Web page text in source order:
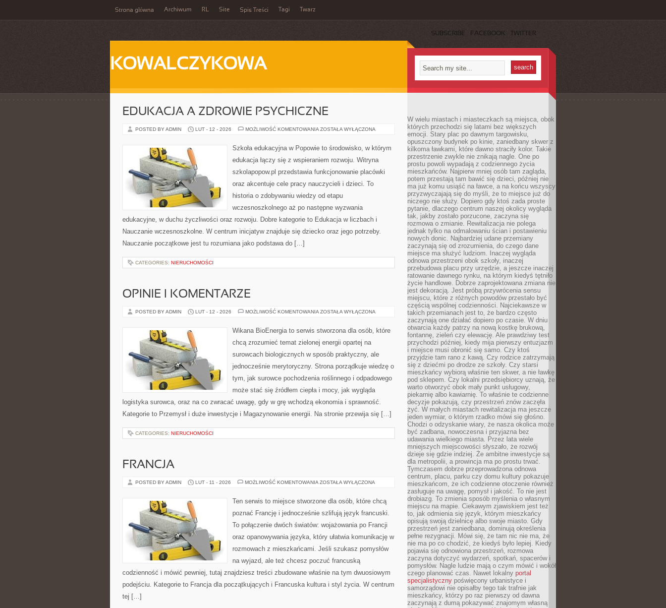
Strona główna Archiwum RL Site Spis Treści Tagi Twarz
SUBSCRIBE FACEBOOK TWITTER
KOWALCZYKOWA
EDUKACJA A ZDROWIE PSYCHICZNE
POSTED BY ADMIN LUT - 12 - 2026 MOŻLIWOŚĆ KOMENTOWANIA EDUKACJA
PSYCHICZNE
ZOSTAŁA WYŁĄCZONA
Szkoła edukacyjna w Popowie to środowisko, w którym
edukacja łączy się z wspieraniem rozwoju. Witryna
szkolapopow.pl przedstawia funkcjonowanie placówki
oraz akcentuje cele pracy nauczycieli i dzieci. To
historia o zdobywaniu wiedzy od etapu
wczesnoszkolnego aż po następne wyzwania
edukacyjne, w duchu życzliwości oraz rozwoju. Dobre kategorie to Edukacja w liczbach i
Nauczanie wczesnoszkolne. W centrum inicjatyw znajduje się dziecko oraz jego potrzeby.
Nauczanie początkowe jest tu rozumiana jako podstawa do […]
CATEGORIES: NIERUCHOMOŚCI
OPINIE I KOMENTARZE
POSTED BY ADMIN LUT - 12 - 2026 MOŻLIWOŚĆ KOMENTOWANIA OPINIE
ZOSTAŁA WYŁĄCZONA
Wikana BioEnergia to serwis stworzona dla osób, które
chcą zrozumieć temat zielonej energii opartej na
surowcach biologicznych w sposób praktyczny, ale
jednocześnie merytoryczny. Strona porządkuje wiedzę o
tym, jak surowce pochodzenia roślinnego i odpadowego
może stać się źródłem ciepła i mocy, jak wygląda
logistyka surowca, oraz na co zwracać uwagę, gdy w grę wchodzą ekonomia i sprawność.
Kategorie to Przemysł i duże inwestycje i Magazynowanie energii. Na stronie przewija się […]
CATEGORIES: NIERUCHOMOŚCI
FRANCJA
POSTED BY ADMIN LUT - 11 - 2026 MOŻLIWOŚĆ KOMENTOWANIA FRANCJA
ZOSTAŁA WYŁĄCZONA
Ten serwis to miejsce stworzone dla osób, które chcą
poznać Francję i jednocześnie szlifują język francuski.
To połączenie dwóch światów: wojażowania po Francji
oraz opanowywania języka, który ułatwia komunikację w
rozmowach z mieszkańcami. Jeśli szukasz pomysłów
na wyjazd, ale też chcesz poczuć francuską
codzienność i mówić pewniej, tutaj znajdziesz treści zbudowane właśnie na tym dwuosiowym
podejściu. Kategorie to Francja dla początkujących i Francuska kultura i styl życia. W centrum
tej […]
W wielu miastach i miasteczkach są miejsca, obok
których przechodzi się latami bez większych
emocji. Stary plac po dawnym targowisku,
opuszczony budynek po kinie, zaniedbany skwer z
kilkoma ławkami, które dawno straciły kolor. Takie
przestrzenie zwykle nie znikają nagle. One po
prostu powoli wypadają z codziennego życia
mieszkańców. Najpierw mniej osób tam zagląda,
potem przestają tam bawić się dzieci, później nie
ma już komu usiąść na ławce, a na końcu wszyscy
przyzwyczajają się do myśli, że to miejsce już do
niczego nie służy. Dopiero gdy ktoś zada proste
pytanie, dlaczego centrum naszej okolicy wygląda
tak, jakby zostało porzucone, zaczyna się
rozmowa o zmianie. Rewitalizacja nie polega
jednak tylko na odmalowaniu ścian i postawieniu
nowych donic. Najbardziej udane przemiany
zaczynają się od zrozumienia, do czego dane
miejsce ma służyć ludziom. Inaczej wygląda
odnowa przestrzeni obok szkoły, inaczej
przebudowa placu przy urzędzie, a jeszcze inaczej
ratowanie dawnego rynku, na którym kiedyś tętniło
życie handlowe. Dobrze zaprojektowana zmiana nie
jest dekoracją. Jest próbą przywrócenia sensu
miejscu, które z różnych powodów przestało być
częścią wspólnej codzienności. Najciekawsze w
takich przemianach jest to, że bardzo często
zaczynają one działać dopiero po czasie. W dniu
otwarcia każdy patrzy na nową kostkę brukową,
fontannę, zieleń czy elewację. Ale prawdziwy test
przychodzi później, kiedy mija pierwszy entuzjazm
i miejsce musi obronić się samo. Czy ktoś
przyjdzie tam rano z kawą. Czy rodzice zatrzymają
się z dziećmi po drodze ze szkoły. Czy starsi
mieszkańcy wybiorą właśnie ten skwer, a nie ławkę
pod sklepem. Czy lokalni przedsiębiorcy uznają, że
warto otworzyć obok mały punkt usługowy,
piekarnię albo kawiarnię. To właśnie te codzienne
decyzje pokazują, czy przestrzeń znów zaczęła
żyć. W małych miastach rewitalizacja ma jeszcze
jeden wymiar, o którym rzadko mówi się głośno.
Chodzi o odzyskanie wiary, że nasza okolica może
być zadbana, nowoczesna i przyjazna bez
udawania wielkiego miasta. Przez lata wiele
mniejszych miejscowości słyszało, że rozwój
dzieje się gdzie indziej. Że ambitne inwestycje są
dla metropolii, a prowincja ma po prostu trwać.
Tymczasem dobrze przeprowadzona odnowa
centrum, placu, parku czy domu kultury pokazuje
mieszkańcom, że ich codzienne otoczenie również
zasługuje na uwagę, pomysł i jakość. To nie jest
drobiazg. To zmienia sposób myślenia o własnym
miejscu na mapie. Ciekawym zjawiskiem jest też
to, jak odmienia się język, którym mieszkańcy
opisują swoją dzielnicę albo swoje miasto. Gdy
przestrzeń jest zaniedbana, dominują określenia
pełne rezygnacji. Mówi się, że tam nic nie ma, że
nie ma po co chodzić, że kiedyś było lepiej. Kiedy
pojawia się odnowiona przestrzeń, rozmowa
zaczyna dotyczyć wydarzeń, spotkań, spacerów i
pomysłów. Nagle ludzie mają o czym mówić i wokół
czego planować czas. Nawet lokalny portal
specjalistyczny poświęcony urbanistyce i
samorządowi nie opisałby tego tak trafnie jak
mieszkańcy, którzy po raz pierwszy od dawna
zaczynają z dumą pokazywać znajomym własną